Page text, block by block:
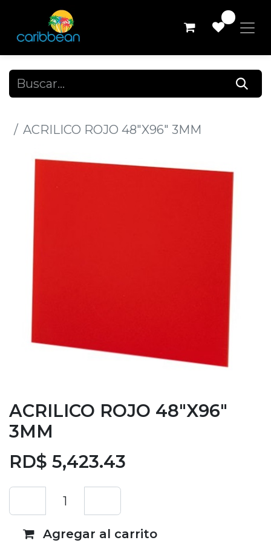
ACRILICO ROJO 48"X96" 3MM
ACRILICO ROJO 48"X96"
3MM
RD$ 5,423.43
Agregar al carrito